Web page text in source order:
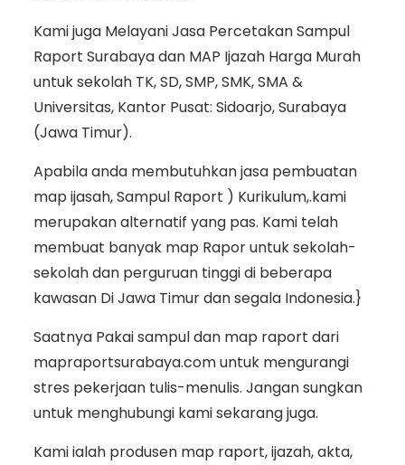
Kami juga Melayani Jasa Percetakan Sampul
Raport Surabaya dan MAP Ijazah Harga Murah
untuk sekolah TK, SD, SMP, SMK, SMA &
Universitas, Kantor Pusat: Sidoarjo, Surabaya
(Jawa Timur).
Apabila anda membutuhkan jasa pembuatan
map ijasah, Sampul Raport ) Kurikulum,.kami
merupakan alternatif yang pas. Kami telah
membuat banyak map Rapor untuk sekolah-
sekolah dan perguruan tinggi di beberapa
kawasan Di Jawa Timur dan segala Indonesia.}
Saatnya Pakai sampul dan map raport dari
mapraportsurabaya.com untuk mengurangi
stres pekerjaan tulis-menulis. Jangan sungkan
untuk menghubungi kami sekarang juga.
Kami ialah produsen map raport, ijazah, akta,